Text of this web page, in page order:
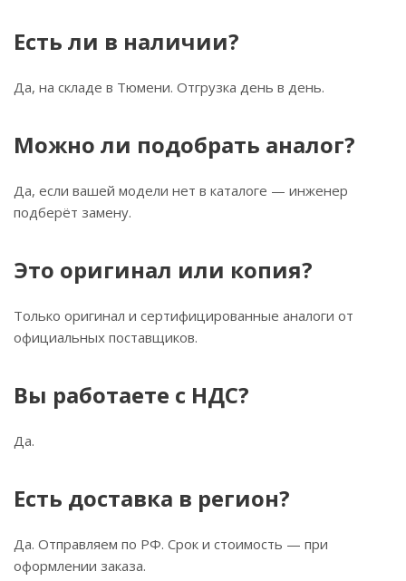
Есть ли в наличии?
Да, на складе в Тюмени. Отгрузка день в день.
Можно ли подобрать аналог?
Да, если вашей модели нет в каталоге — инженер
подберёт замену.
Это оригинал или копия?
Только оригинал и сертифицированные аналоги от
официальных поставщиков.
Вы работаете с НДС?
Да.
Есть доставка в регион?
Да. Отправляем по РФ. Срок и стоимость — при
оформлении заказа.